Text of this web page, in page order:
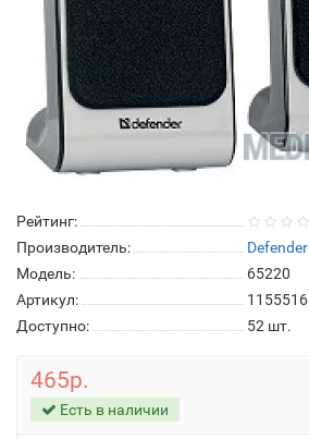
Рейтинг:
Производитель:
Defender
Модель:
65220
Артикул:
1155516
Доступно:
52 шт.
465р.
Есть в наличии